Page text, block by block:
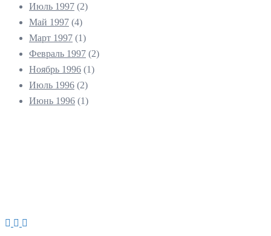
Июль 1997 (2)
Май 1997 (4)
Март 1997 (1)
Февраль 1997 (2)
Ноябрь 1996 (1)
Июль 1996 (2)
Июнь 1996 (1)